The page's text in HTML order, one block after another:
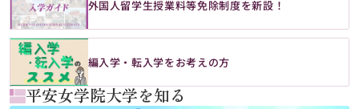
外国人留学生授業料等免除制度を新設！
編入学・転入学をお考えの方
平安女学院大学を知る